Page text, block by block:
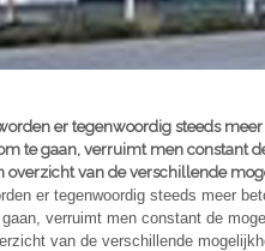
er tegenwoordig steeds
te gaan, verruimt men constant
overzicht van de verschillende
er tegenwoordig steeds meer
verruimt men constant de
van de verschillende